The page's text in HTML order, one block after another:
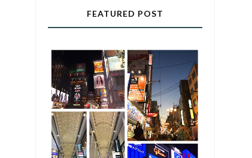
FEATURED POST